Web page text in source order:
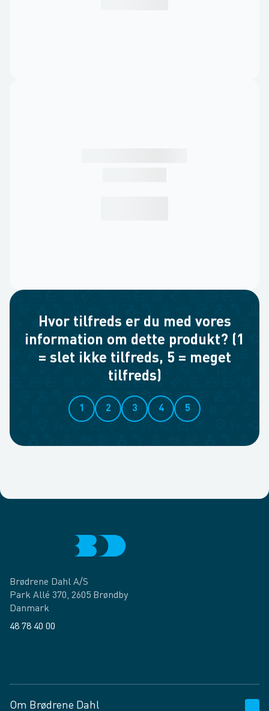
Hvor tilfreds er du med vores
information om dette produkt? (1
= slet ikke tilfreds, 5 = meget
tilfreds)
1 2 3 4 5
Brødrene Dahl A/S
Park Allé 370, 2605 Brøndby
Danmark
48 78 40 00
Om Brødrene Dahl